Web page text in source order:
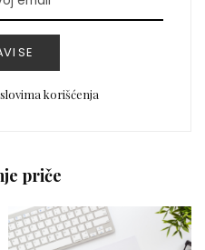
SE
korišćenja
priče